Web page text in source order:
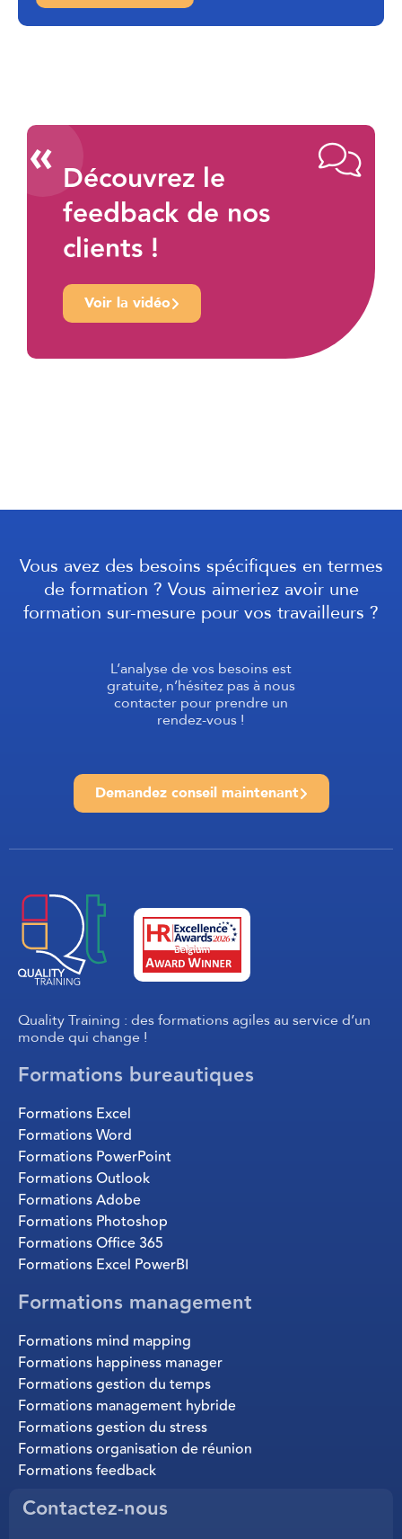
«Découvrez le
feedback de nos
clients !
Voir la vidéo
Vous avez des besoins spécifiques en termes
de formation ? Vous aimeriez avoir une
formation sur-mesure pour vos travailleurs ?
L’analyse de vos besoins est
gratuite, n’hésitez pas à nous
contacter pour prendre un
rendez-vous !
Demandez conseil maintenant
Quality Training : des formations agiles au service d’un
monde qui change !
Formations bureautiques
Formations Excel
Formations Word
Formations PowerPoint
Formations Outlook
Formations Adobe
Formations Photoshop
Formations Office 365
Formations Excel PowerBI
Formations management
Formations mind mapping
Formations happiness manager
Formations gestion du temps
Formations management hybride
Formations gestion du stress
Formations organisation de réunion
Formations feedback
Contactez-nous